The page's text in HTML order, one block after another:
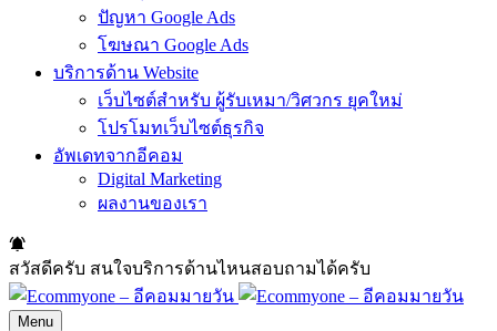
ปัญหา Google Ads
โฆษณา Google Ads
บริการด้าน Website
เว็บไซต์สำหรับ ผู้รับเหมา/วิศวกร ยุคใหม่
โปรโมทเว็บไซต์ธุรกิจ
อัพเดทจากอีคอม
Digital Marketing
ผลงานของเรา
สวัสดีครับ สนใจบริการด้านไหนสอบถามได้ครับ
Menu